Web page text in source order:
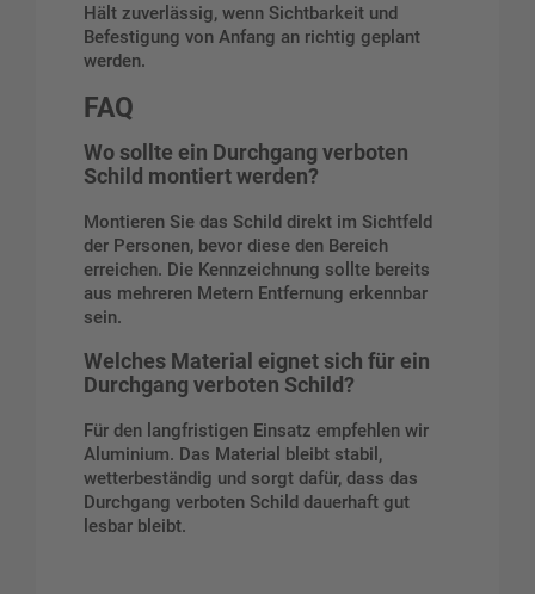
Hält zuverlässig, wenn Sichtbarkeit und
Befestigung von Anfang an richtig geplant
werden.
FAQ
Wo sollte ein Durchgang verboten
Schild montiert werden?
Montieren Sie das Schild direkt im Sichtfeld
der Personen, bevor diese den Bereich
erreichen. Die Kennzeichnung sollte bereits
aus mehreren Metern Entfernung erkennbar
sein.
Welches Material eignet sich für ein
Durchgang verboten Schild?
Für den langfristigen Einsatz empfehlen wir
Aluminium. Das Material bleibt stabil,
wetterbeständig und sorgt dafür, dass das
Durchgang verboten Schild dauerhaft gut
lesbar bleibt.